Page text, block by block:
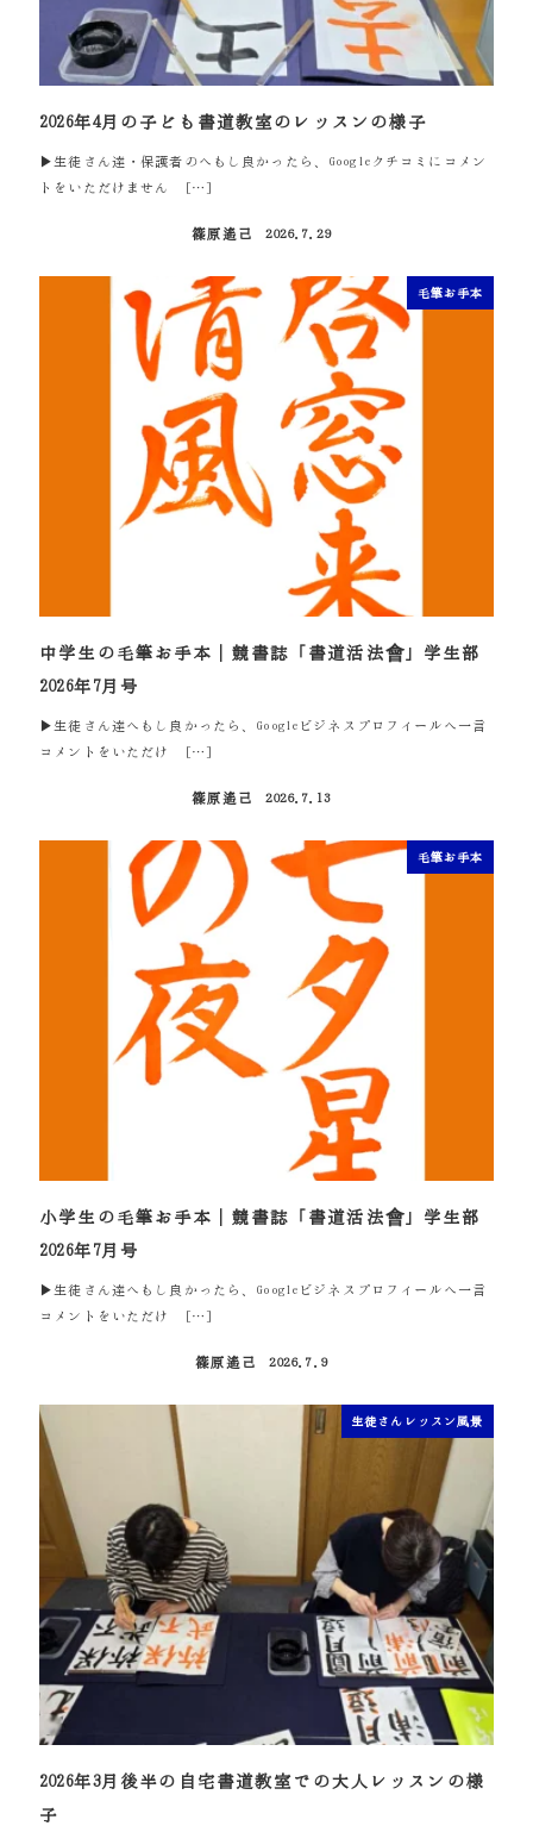
2026年4月の子ども書道教室のレッスンの様子
▶生徒さん達・保護者のへもし良かったら、Googleクチコミにコメン
トをいただけません […]
篠原遙己
2026.7.29
毛筆お手本
中学生の毛筆お手本｜競書誌「書道活法會」学生部
2026年7月号
▶生徒さん達へもし良かったら、Googleビジネスプロフィールへ一言
コメントをいただけ […]
篠原遙己
2026.7.13
毛筆お手本
小学生の毛筆お手本｜競書誌「書道活法會」学生部
2026年7月号
▶生徒さん達へもし良かったら、Googleビジネスプロフィールへ一言
コメントをいただけ […]
篠原遙己
2026.7.9
生徒さんレッスン風景
2026年3月後半の自宅書道教室での大人レッスンの様
子